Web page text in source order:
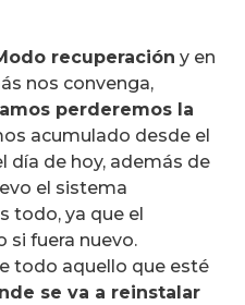
recuperación y en
nos convenga,
perderemos la
acumulado desde el
día de hoy, además de
el sistema
todo, ya que el
si fuera nuevo.
todo aquello que esté
se va a reinstalar